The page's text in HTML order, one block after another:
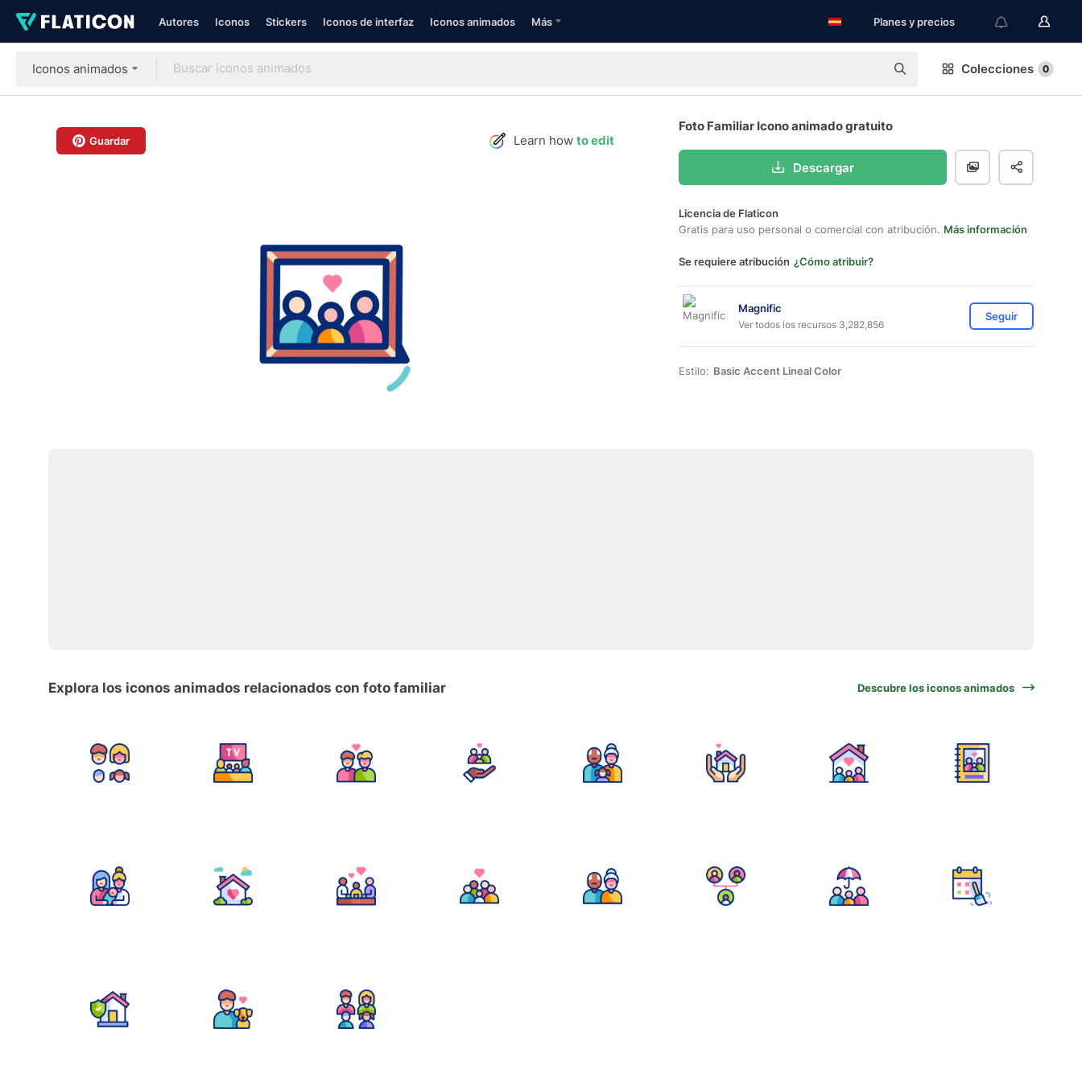
Autores Iconos Stickers Iconos de interfaz Iconos animados Más Planes y precios
Iconos animados Colecciones 0
Guardar Learn how to edit
Foto Familiar Icono animado gratuito
Descargar
Licencia de Flaticon
Gratis para uso personal o comercial con atribución. Más información
Se requiere atribución ¿Cómo atribuir?
Magnific
Ver todos los recursos 3,282,856
Seguir
Estilo: Basic Accent Lineal Color
Explora los iconos animados relacionados con foto familiar Descubre los iconos animados